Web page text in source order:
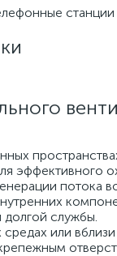
эффективного
потока
службы.
или вблизи